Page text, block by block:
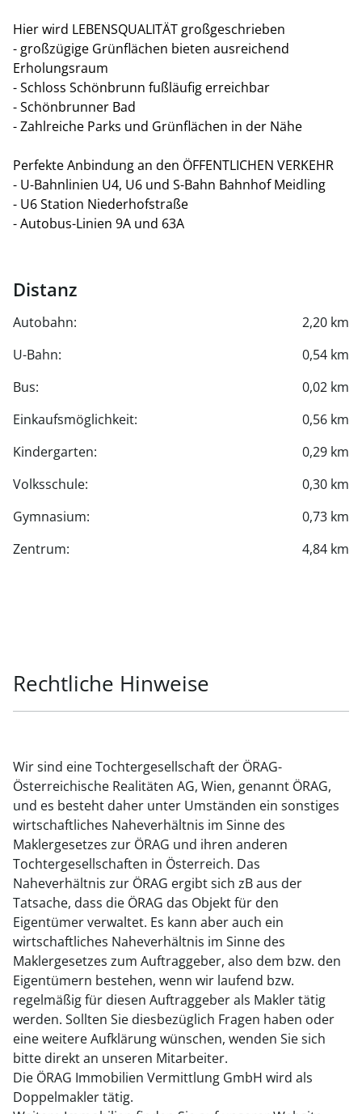
Hier wird LEBENSQUALITÄT großgeschrieben
- großzügige Grünflächen bieten ausreichend
Erholungsraum
- Schloss Schönbrunn fußläufig erreichbar
- Schönbrunner Bad
- Zahlreiche Parks und Grünflächen in der Nähe
Perfekte Anbindung an den ÖFFENTLICHEN VERKEHR
- U-Bahnlinien U4, U6 und S-Bahn Bahnhof Meidling
- U6 Station Niederhofstraße
- Autobus-Linien 9A und 63A
Distanz
Autobahn:
2,20 km
U-Bahn:
0,54 km
Bus:
0,02 km
Einkaufsmöglichkeit:
0,56 km
Kindergarten:
0,29 km
Volksschule:
0,30 km
Gymnasium:
0,73 km
Zentrum:
4,84 km
Rechtliche Hinweise
Wir sind eine Tochtergesellschaft der ÖRAG-
Österreichische Realitäten AG, Wien, genannt ÖRAG,
und es besteht daher unter Umständen ein sonstiges
wirtschaftliches Naheverhältnis im Sinne des
Maklergesetzes zur ÖRAG und ihren anderen
Tochtergesellschaften in Österreich. Das
Naheverhältnis zur ÖRAG ergibt sich zB aus der
Tatsache, dass die ÖRAG das Objekt für den
Eigentümer verwaltet. Es kann aber auch ein
wirtschaftliches Naheverhältnis im Sinne des
Maklergesetzes zum Auftraggeber, also dem bzw. den
Eigentümern bestehen, wenn wir laufend bzw.
regelmäßig für diesen Auftraggeber als Makler tätig
werden. Sollten Sie diesbezüglich Fragen haben oder
eine weitere Aufklärung wünschen, wenden Sie sich
bitte direkt an unseren Mitarbeiter.
Die ÖRAG Immobilien Vermittlung GmbH wird als
Doppelmakler tätig.